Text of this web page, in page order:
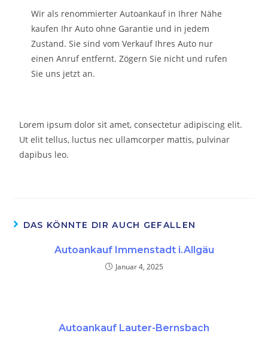
Wir als renommierter Autoankauf in Ihrer Nähe
kaufen Ihr Auto ohne Garantie und in jedem
Zustand. Sie sind vom Verkauf Ihres Auto nur
einen Anruf entfernt. Zögern Sie nicht und rufen
Sie uns jetzt an.
Lorem ipsum dolor sit amet, consectetur adipiscing elit.
Ut elit tellus, luctus nec ullamcorper mattis, pulvinar
dapibus leo.
DAS KÖNNTE DIR AUCH GEFALLEN
Autoankauf Immenstadt i.Allgäu
Januar 4, 2025
Autoankauf Lauter-Bernsbach